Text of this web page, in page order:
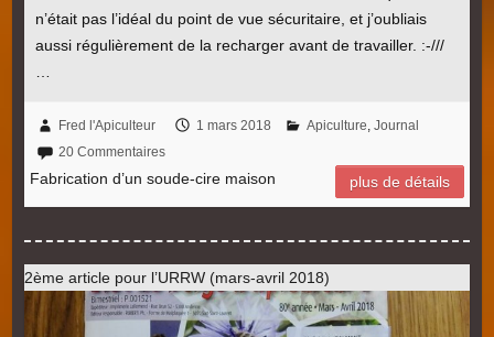
n’était pas l’idéal du point de vue sécuritaire, et j’oubliais
aussi régulièrement de la recharger avant de travailler. :-///
Fred l'Apiculteur 1 mars 2018 Apiculture Journal
20 Commentaires
Fabrication d’un soude-cire maison plus de détails
2ème article pour l’URRW (mars-avril 2018)